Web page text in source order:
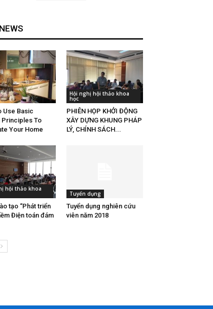
Use Basic
Principles To
Your Home
Hội nghị hội thảo khoa
học
PHIÊN HỌP KHỞI ĐỘNG
XÂY DỰNG KHUNG PHÁP
LÝ, CHÍNH SÁCH...
hội thảo khoa
tạo “Phát triển
Điện toán đám
Tuyển dụng
Tuyển dụng nghiên cứu
viên năm 2018